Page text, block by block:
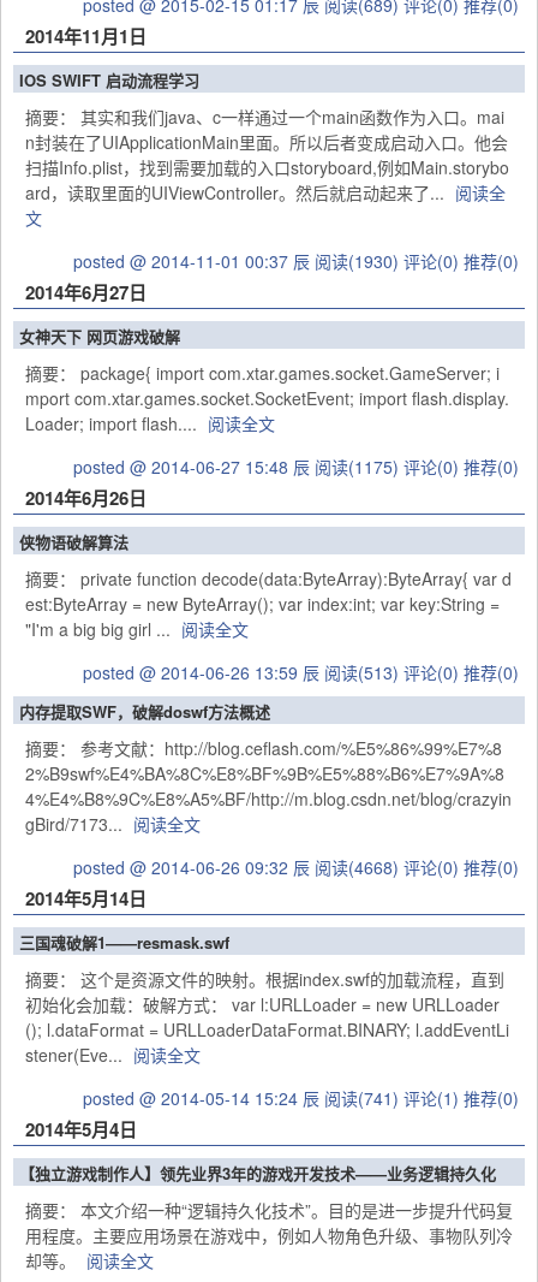
posted @ 2015-02-15 01:17 辰 阅读(689) 评论(0) 推荐(0)
2014年11月1日
IOS SWIFT 启动流程学习
摘要： 其实和我们java、c一样通过一个main函数作为入口。mai
n封装在了UIApplicationMain里面。所以后者变成启动入口。他会
扫描Info.plist，找到需要加载的入口storyboard,例如Main.storybo
ard，读取里面的UIViewController。然后就启动起来了... 阅读全
文
posted @ 2014-11-01 00:37 辰 阅读(1930) 评论(0) 推荐(0)
2014年6月27日
女神天下 网页游戏破解
摘要： package{ import com.xtar.games.socket.GameServer; i
mport com.xtar.games.socket.SocketEvent; import flash.display.
Loader; import flash.... 阅读全文
posted @ 2014-06-27 15:48 辰 阅读(1175) 评论(0) 推荐(0)
2014年6月26日
侠物语破解算法
摘要： private function decode(data:ByteArray):ByteArray{ var d
est:ByteArray = new ByteArray(); var index:int; var key:String =
"I'm a big big girl ... 阅读全文
posted @ 2014-06-26 13:59 辰 阅读(513) 评论(0) 推荐(0)
内存提取SWF，破解doswf方法概述
摘要： 参考文献：http://blog.ceflash.com/%E5%86%99%E7%8
2%B9swf%E4%BA%8C%E8%BF%9B%E5%88%B6%E7%9A%8
4%E4%B8%9C%E8%A5%BF/http://m.blog.csdn.net/blog/crazyin
gBird/7173... 阅读全文
posted @ 2014-06-26 09:32 辰 阅读(4668) 评论(0) 推荐(0)
2014年5月14日
三国魂破解1——resmask.swf
摘要： 这个是资源文件的映射。根据index.swf的加载流程，直到
初始化会加载：破解方式： var l:URLLoader = new URLLoader
(); l.dataFormat = URLLoaderDataFormat.BINARY; l.addEventLi
stener(Eve... 阅读全文
posted @ 2014-05-14 15:24 辰 阅读(741) 评论(1) 推荐(0)
2014年5月4日
【独立游戏制作人】领先业界3年的游戏开发技术——业务逻辑持久化
摘要： 本文介绍一种“逻辑持久化技术”。目的是进一步提升代码复
用程度。主要应用场景在游戏中，例如人物角色升级、事物队列冷
却等。
阅读全文